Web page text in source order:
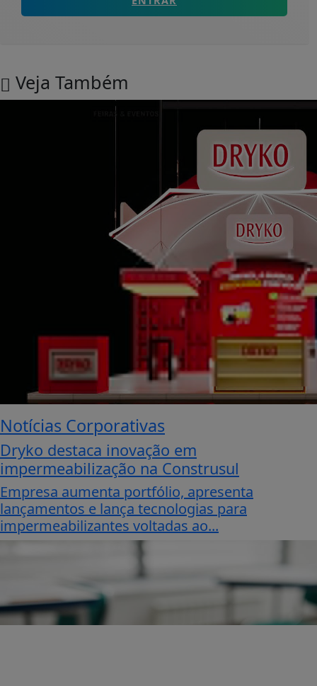
Veja Também
Notícias Corporativas
Dryko destaca inovação em
impermeabilização na Construsul
Empresa aumenta portfólio, apresenta
lançamentos e lança tecnologias para
impermeabilizantes voltadas ao...